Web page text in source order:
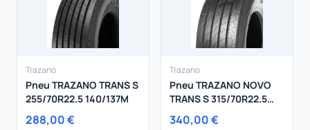
Trazano
Pneu TRAZANO TRANS S
255/70R22.5 140/137M
288,00 €
Trazano
Pneu TRAZANO NOVO
TRANS S 315/70R22.5
156/150L
340,00 €